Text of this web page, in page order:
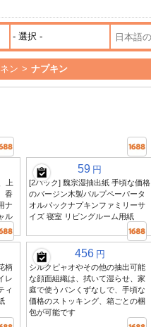
ン > ナプキン
上
香
ナ
ル
59 円
[2パック] 魏宗湿抽出紙 手頃な価格
のバージン木製パルプペーパータ
オルパックナプキンファミリーサ
イズ 寝室 リビングルーム用紙
柄
レ
ィ
456 円
シルクピャオやその他の抽出可能
な顔面組織は、拭いて湿らせ、家
庭で使うパンくずなしで、手頃な
価格のストッキング、箱ごとの梱
包が可能です